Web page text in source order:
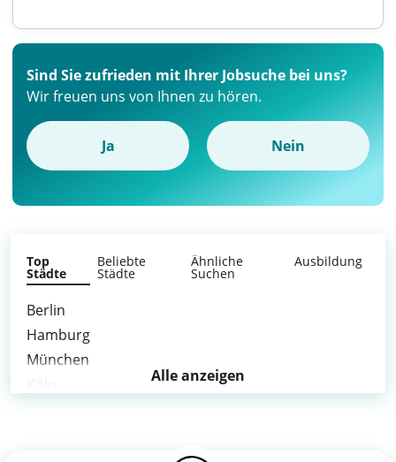
Sind Sie zufrieden mit Ihrer Jobsuche bei uns?
Wir freuen uns von Ihnen zu hören.
Ja Nein
Top
Städte
Beliebte
Städte
Ähnliche
Suchen
Ausbildung
Berlin
Hamburg
München
Alle anzeigen